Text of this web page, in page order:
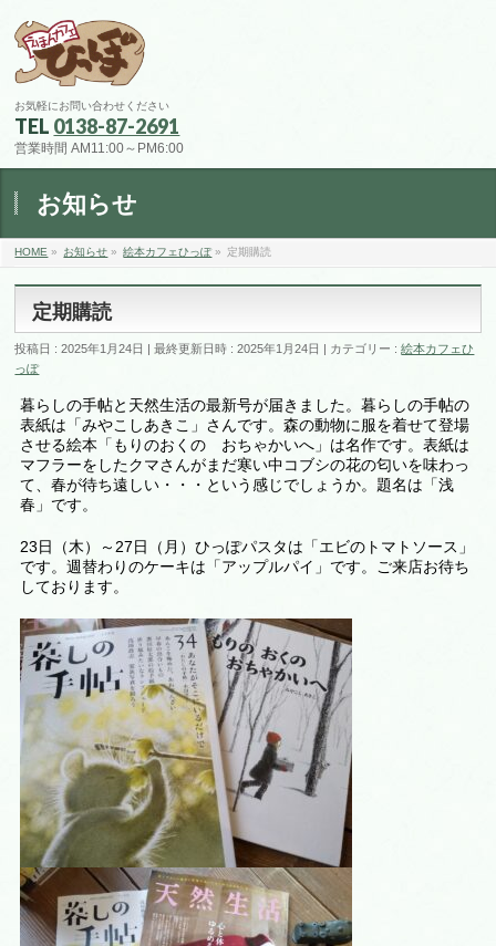
お気軽にお問い合わせください
TEL 0138-87-2691
営業時間 AM11:00～PM6:00
お知らせ
HOME » お知らせ » 絵本カフェひっぽ» 定期購読
定期購読
投稿日 : 2025年1月24日 最終更新日時 : 2025年1月24日 カテゴリー :絵本カフェひ
っぽ
暮らしの手帖と天然生活の最新号が届きました。暮らしの手帖の
表紙は「みやこしあきこ」さんです。森の動物に服を着せて登場
させる絵本「もりのおくの おちゃかいへ」は名作です。表紙は
マフラーをしたクマさんがまだ寒い中コブシの花の匂いを味わっ
て、春が待ち遠しい・・・という感じでしょうか。題名は「浅
春」です。
23日（木）～27日（月）ひっぽパスタは「エビのトマトソース」
です。週替わりのケーキは 「アップルパイ 」です。ご来店お待ち
しております。